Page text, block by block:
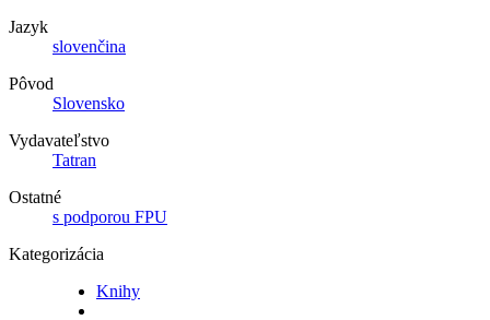
Jazyk
slovenčina
Pôvod
Slovensko
Vydavateľstvo
Tatran
Ostatné
s podporou FPU
Kategorizácia
Knihy